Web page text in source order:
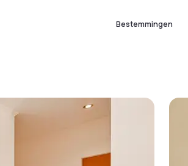
Bestemmingen